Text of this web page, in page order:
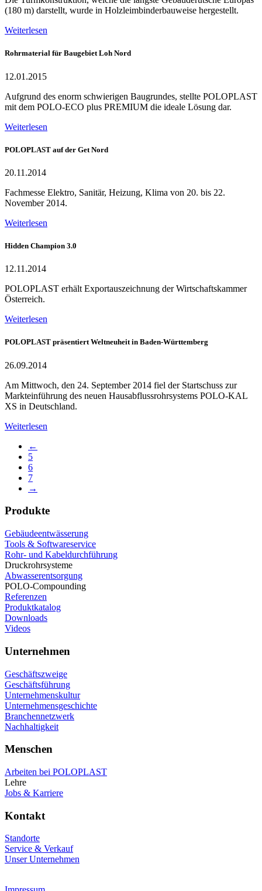
(180 m) darstellt, wurde in Holzleimbinderbauweise hergestellt.
Weiterlesen
Rohrmaterial für Baugebiet Loh Nord
12.01.2015
Aufgrund des enorm schwierigen Baugrundes, stellte POLOPLAST
mit dem POLO-ECO plus PREMIUM die ideale Lösung dar.
Weiterlesen
POLOPLAST auf der Get Nord
20.11.2014
Fachmesse Elektro, Sanitär, Heizung, Klima von 20. bis 22.
November 2014.
Weiterlesen
Hidden Champion 3.0
12.11.2014
POLOPLAST erhält Exportauszeichnung der Wirtschaftskammer
Österreich.
Weiterlesen
POLOPLAST präsentiert Weltneuheit in Baden-Württemberg
26.09.2014
Am Mittwoch, den 24. September 2014 fiel der Startschuss zur
Markteinführung des neuen Hausabflussrohrsystems POLO-KAL
XS in Deutschland.
Weiterlesen
←
5
6
7
→
Produkte
Gebäudeentwässerung
Tools & Softwareservice
Rohr- und Kabeldurchführung
Druckrohrsysteme
Abwasserentsorgung
POLO-Compounding
Referenzen
Produktkatalog
Downloads
Videos
Unternehmen
Geschäftszweige
Geschäftsführung
Unternehmenskultur
Unternehmensgeschichte
Branchennetzwerk
Nachhaltigkeit
Menschen
Arbeiten bei POLOPLAST
Lehre
Jobs & Karriere
Kontakt
Standorte
Service & Verkauf
Unser Unternehmen